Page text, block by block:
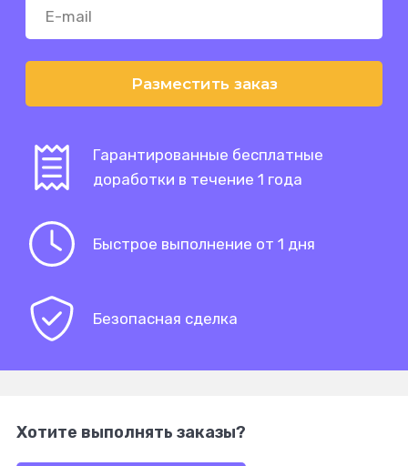
Разместить заказ
Гарантированные бесплатные
доработки в течение 1 года
Быстрое выполнение от 1 дня
Безопасная сделка
Хотите выполнять заказы?